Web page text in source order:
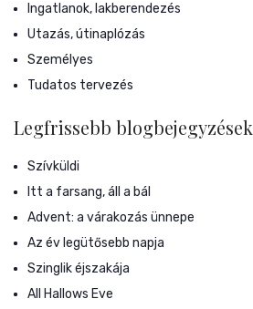
Ingatlanok, lakberendezés
Utazás, útinaplózás
Személyes
Tudatos tervezés
Legfrissebb blogbejegyzések
Szívküldi
Itt a farsang, áll a bál
Advent: a várakozás ünnepe
Az év legütősebb napja
Szinglik éjszakája
All Hallows Eve